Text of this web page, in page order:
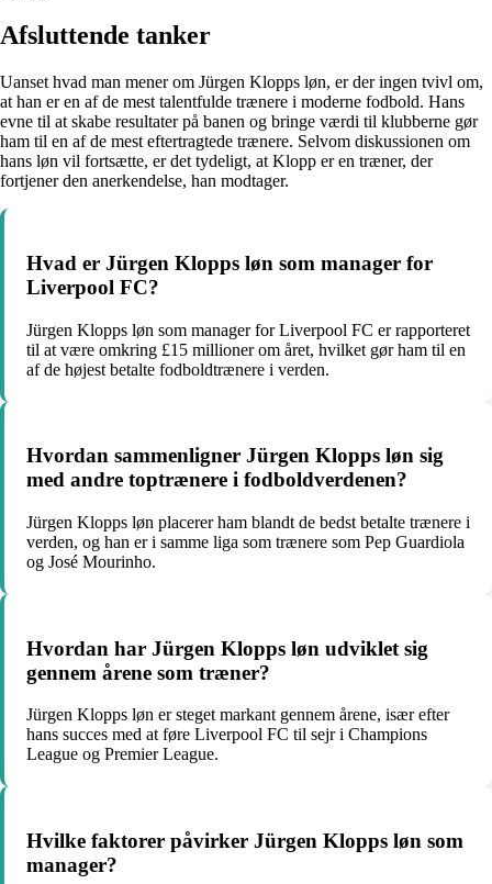
Afsluttende tanker
Uanset hvad man mener om Jürgen Klopps løn, er der ingen tvivl om,
at han er en af de mest talentfulde trænere i moderne fodbold. Hans
evne til at skabe resultater på banen og bringe værdi til klubberne gør
ham til en af de mest eftertragtede trænere. Selvom diskussionen om
hans løn vil fortsætte, er det tydeligt, at Klopp er en træner, der
fortjener den anerkendelse, han modtager.
Hvad er Jürgen Klopps løn som manager for
Liverpool FC?
Jürgen Klopps løn som manager for Liverpool FC er rapporteret
til at være omkring £15 millioner om året, hvilket gør ham til en
af de højest betalte fodboldtrænere i verden.
Hvordan sammenligner Jürgen Klopps løn sig
med andre toptrænere i fodboldverdenen?
Jürgen Klopps løn placerer ham blandt de bedst betalte trænere i
verden, og han er i samme liga som trænere som Pep Guardiola
og José Mourinho.
Hvordan har Jürgen Klopps løn udviklet sig
gennem årene som træner?
Jürgen Klopps løn er steget markant gennem årene, især efter
hans succes med at føre Liverpool FC til sejr i Champions
League og Premier League.
Hvilke faktorer påvirker Jürgen Klopps løn som
manager?